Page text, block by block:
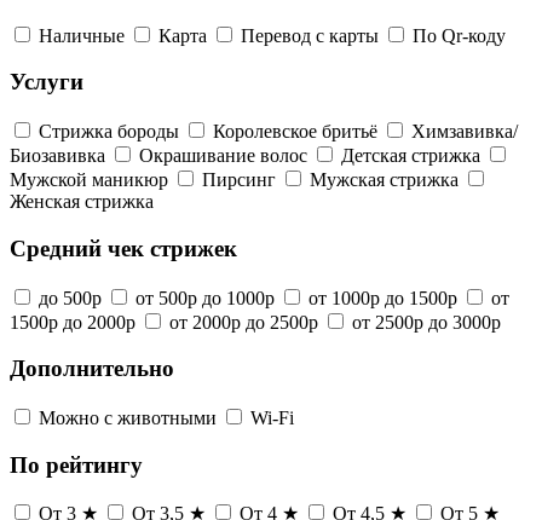
Наличные Карта Перевод с карты По Qr-коду
Услуги
Стрижка бороды Королевское бритьё
Химзавивка/
Биозавивка
Окрашивание волос
Детская стрижка
Мужской маникюр
Пирсинг
Мужская стрижка
Женская стрижка
Средний чек стрижек
до 500р от 500р до 1000р от 1000р до 1500р
от
1500р до 2000р
от 2000р до 2500р от 2500р до 3000р
Дополнительно
Можно с животными Wi-Fi
По рейтингу
От 3 ★ От 3,5 ★ От 4 ★ От 4,5 ★ От 5 ★